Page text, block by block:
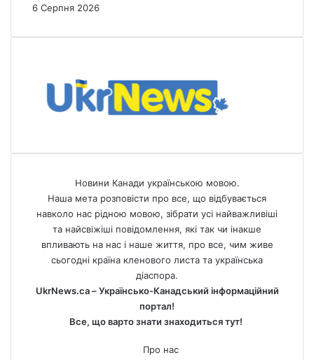
6 Серпня 2026
Новини Канади українською мовою.
Наша мета розповісти про все, що відбувається
навколо нас рідною мовою, зібрати усі найважливіші
та найсвіжіші повідомлення, які так чи інакше
впливають на нас і наше життя, про все, чим живе
сьогодні країна кленового листа та українська
діаспора.
UkrNews.ca – Українсько-Канадський інформаційний
портал!
Все, що варто знати знаходиться тут!
Про нас